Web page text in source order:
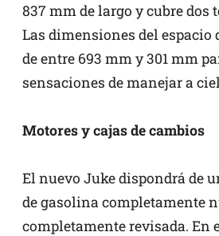
837 mm de largo y cubre dos
Las dimensiones del espacio
de entre 693 mm y 301 mm
sensaciones de manejar a
Motores y cajas de cambios
El nuevo Juke dispondrá de
de gasolina completamente
completamente revisada. En